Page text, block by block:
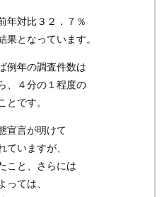
年対比３２．７％
果となっています。
例年の調査件数は
、４分の１程度の
とです。
宣言が明けて
ていますが、
こと、さらには
っては、